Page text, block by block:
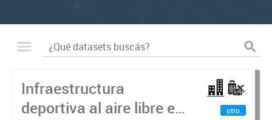
Infraestructura
deportiva al aire libre en
otro